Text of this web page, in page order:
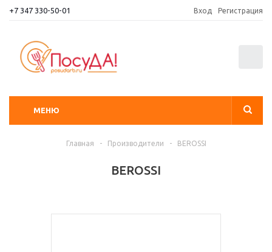
+7 347 330-50-01 Вход Регистрация
МЕНЮ
Главная - Производители - BEROSSI
BEROSSI